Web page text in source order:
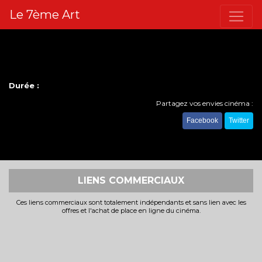
Le 7ème Art
Durée :
Partagez vos envies cinéma :
Facebook Twitter
LIENS COMMERCIAUX
Ces liens commerciaux sont totalement indépendants et sans lien avec les
offres et l'achat de place en ligne du cinéma.